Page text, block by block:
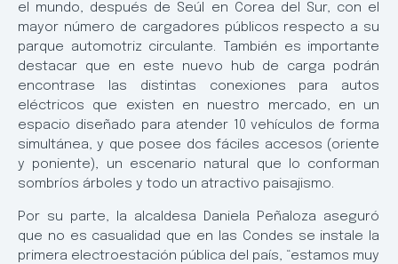
el mundo, después de Seúl en Corea del Sur, con el
mayor número de cargadores públicos respecto a su
parque automotriz circulante. También es importante
destacar que en este nuevo hub de carga podrán
encontrase las distintas conexiones para autos
eléctricos que existen en nuestro mercado, en un
espacio diseñado para atender 10 vehículos de forma
simultánea, y que posee dos fáciles accesos (oriente
y poniente), un escenario natural que lo conforman
sombríos árboles y todo un atractivo paisajismo.
Por su parte, la alcaldesa Daniela Peñaloza aseguró
que no es casualidad que en las Condes se instale la
primera electroestación pública del país, “estamos muy